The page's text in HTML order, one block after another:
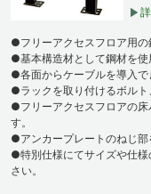
●フリーアクセスフロア用の
●基本構造材として鋼材を使
●各面からケーブルを導入で
●ラックを取り付けるボルト
●フリーアクセスフロアの床
す。
●アンカープレートのねじ部
●特別仕様にてサイズや仕
さい。